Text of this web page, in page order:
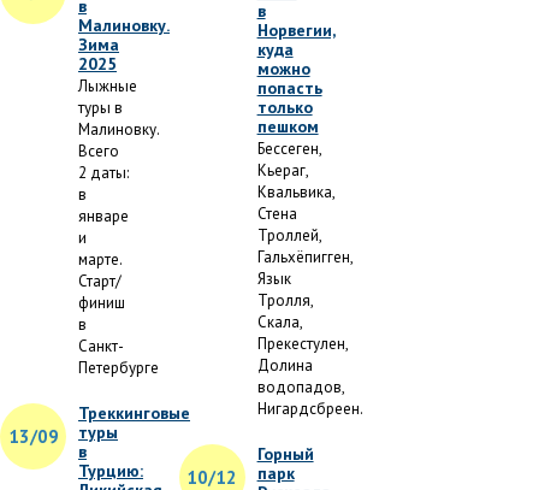
в
Малиновку.
Зима
2025
Лыжные
туры в
Малиновку.
Всего
2 даты:
в
январе
и
марте.
Старт/
финиш
в
Санкт-
Петербурге
13/09
Треккинговые
туры
в
Турцию:
в
Норвегии,
куда
можно
попасть
только
пешком
Бессеген,
Кьераг,
Квальвика,
Стена
Троллей,
Гальхёпигген,
Язык
Тролля,
Скала,
Прекестулен,
Долина
водопадов,
Нигардсбреен.
10/12
Горный
парк